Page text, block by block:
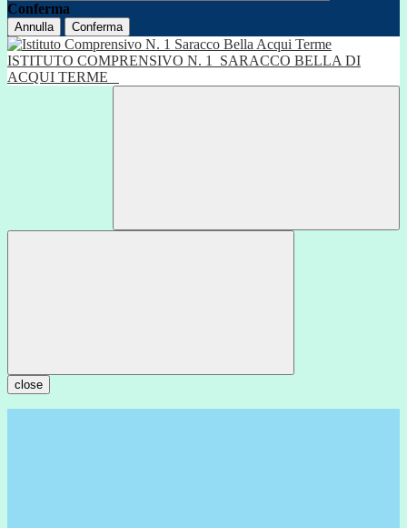
Conferma
Annulla Conferma
ISTITUTO COMPRENSIVO N. 1
SARACCO BELLA DI
ACQUI TERME
close